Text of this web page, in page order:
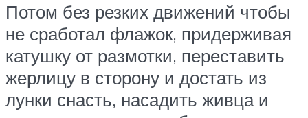
Потом без резких движений чтобы
не сработал флажок, придерживая
катушку от размотки, переставить
жерлицу в сторону и достать из
лунки снасть, насадить живца и